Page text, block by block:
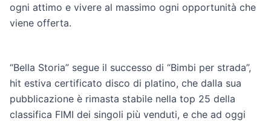
ogni attimo e vivere al massimo ogni opportunità che
viene offerta.
“Bella Storia” segue il successo di “Bimbi per strada”,
hit estiva certificato disco di platino, che dalla sua
pubblicazione è rimasta stabile nella top 25 della
classifica FIMI dei singoli più venduti, e che ad oggi